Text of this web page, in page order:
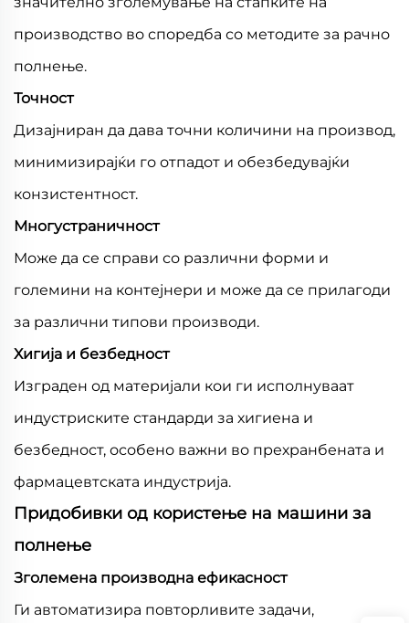
производство во споредба со методите за рачно
полнење.
Точност
Дизајниран да дава точни количини на производ,
минимизирајќи го отпадот и обезбедувајќи
конзистентност.
Многустраничност
Може да се справи со различни форми и
големини на контејнери и може да се прилагоди
за различни типови производи.
Хигија и безбедност
Изграден од материјали кои ги исполнуваат
индустриските стандарди за хигиена и
безбедност, особено важни во прехранбената и
фармацевтската индустрија.
Придобивки од користење на машини за
полнење
Зголемена производна ефикасност
Ги автоматизира повторливите задачи,